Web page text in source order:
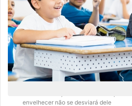
envelhecer não se desviará dele